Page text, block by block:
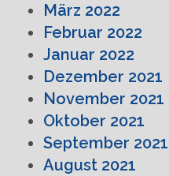
März 2022
Februar 2022
Januar 2022
Dezember 2021
November 2021
Oktober 2021
September 2021
August 2021